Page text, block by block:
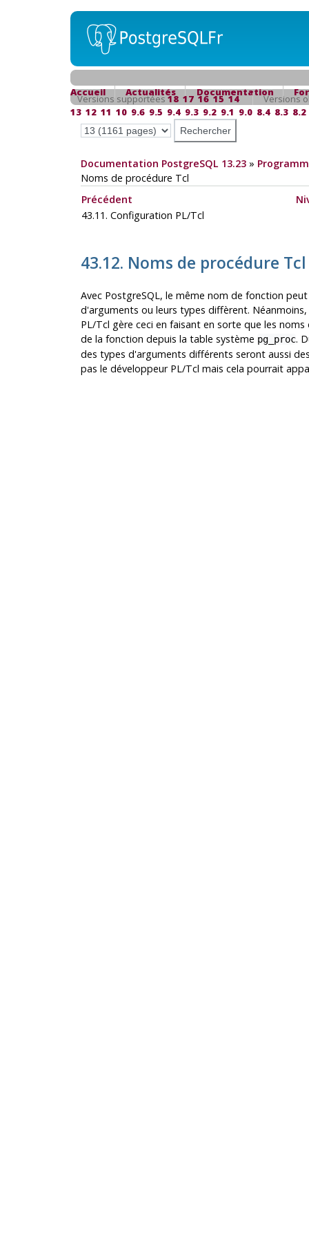
Accueil Actualités Documentation
Versions supportées18 17 16 15 14
Versions
13 12 11 10 9.6 9.5 9.4 9.3 9.2 9.1 9.0 8.4 8.3 8.2
Documentation PostgreSQL 13.23»
Noms de procédure Tcl
Précédent
43.11. Configuration PL/Tcl
43.12. Noms de procédure Tcl
Avec PostgreSQL, le même nom de fonction
d'arguments ou leurs types diffèrent.
PL/Tcl gère ceci en faisant en sorte que les
de la fonction depuis la table système pg_proc.
des types d'arguments différents seront aussi
pas le développeur PL/Tcl mais cela pourrait